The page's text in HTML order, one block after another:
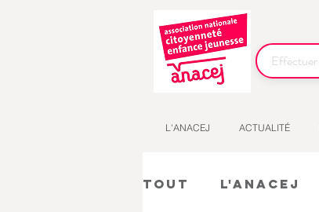
L'ANACEJ ACTUALITÉ
Tout L'Anacej